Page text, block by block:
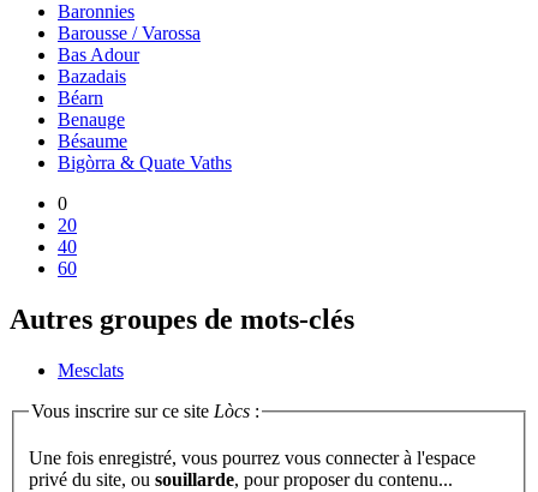
Baronnies
Barousse / Varossa
Bas Adour
Bazadais
Béarn
Benauge
Bésaume
Bigòrra & Quate Vaths
0
20
40
60
Autres groupes de mots-clés
Mesclats
Vous inscrire sur ce site Lòcs :
Une fois enregistré, vous pourrez vous connecter à l'espace
privé du site, ou souillarde , pour proposer du contenu...